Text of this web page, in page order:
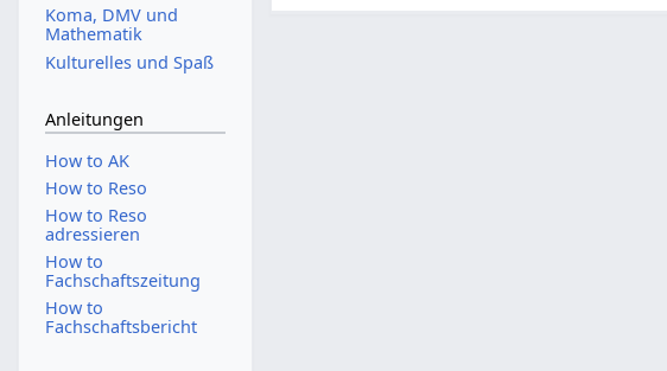
Koma, DMV und
Mathematik
Kulturelles und Spaß
Anleitungen
How to AK
How to Reso
How to Reso
adressieren
How to
Fachschaftszeitung
How to
Fachschaftsbericht